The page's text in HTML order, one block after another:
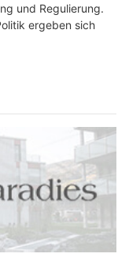
und Regulierung.
ergeben sich